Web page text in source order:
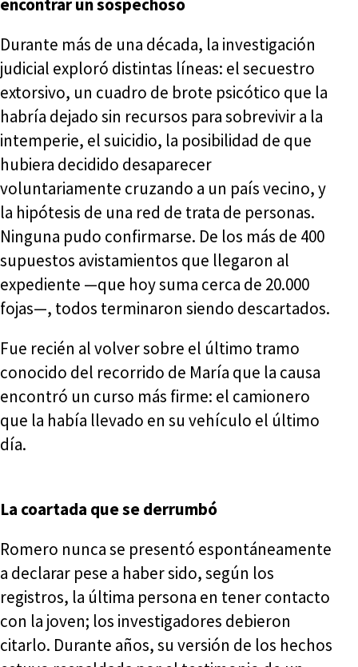
encontrar un sospechoso
Durante más de una década, la investigación
judicial exploró distintas líneas: el secuestro
extorsivo, un cuadro de brote psicótico que la
habría dejado sin recursos para sobrevivir a la
intemperie, el suicidio, la posibilidad de que
hubiera decidido desaparecer
voluntariamente cruzando a un país vecino, y
la hipótesis de una red de trata de personas.
Ninguna pudo confirmarse. De los más de 400
supuestos avistamientos que llegaron al
expediente —que hoy suma cerca de 20.000
fojas—, todos terminaron siendo descartados.
Fue recién al volver sobre el último tramo
conocido del recorrido de María que la causa
encontró un curso más firme: el camionero
que la había llevado en su vehículo el último
día.
La coartada que se derrumbó
Romero nunca se presentó espontáneamente
a declarar pese a haber sido, según los
registros, la última persona en tener contacto
con la joven; los investigadores debieron
citarlo. Durante años, su versión de los hechos